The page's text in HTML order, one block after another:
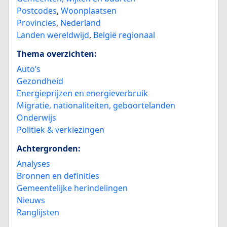
Postcodes, Woonplaatsen
Provincies, Nederland
Landen wereldwijd, België regionaal
Thema overzichten:
Auto’s
Gezondheid
Energieprijzen en energieverbruik
Migratie, nationaliteiten, geboortelanden
Onderwijs
Politiek & verkiezingen
Achtergronden:
Analyses
Bronnen en definities
Gemeentelijke herindelingen
Nieuws
Ranglijsten